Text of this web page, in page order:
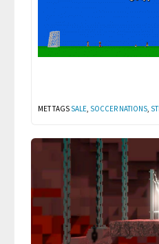
MET TAGS SALE, SOCCER NATIONS,